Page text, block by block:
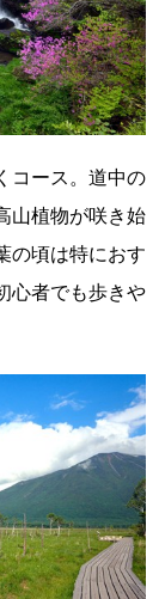
コース。道中の
山植物が咲き始
の頃は特におす
心者でも歩きや